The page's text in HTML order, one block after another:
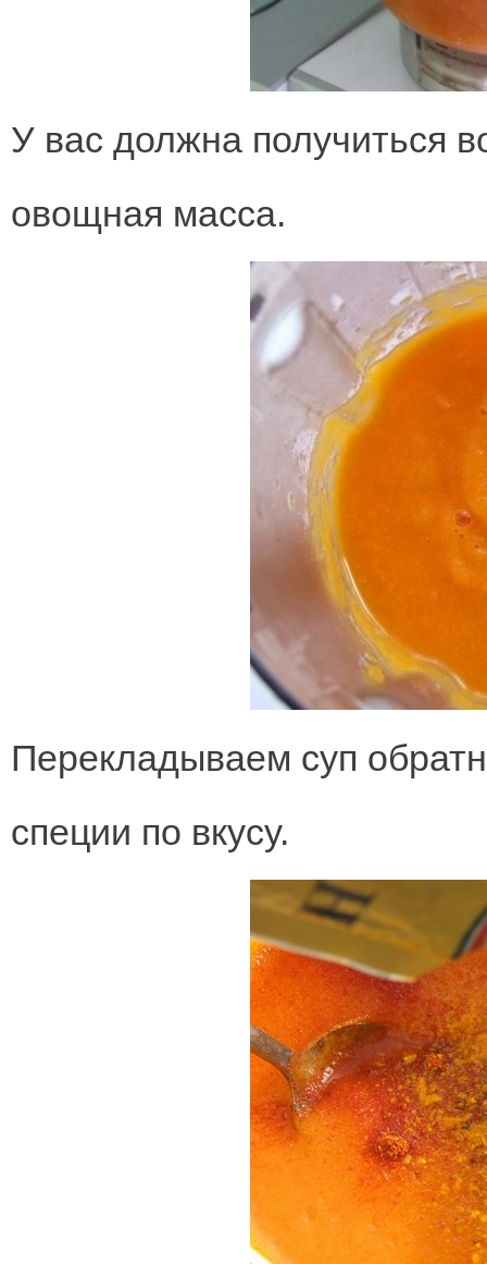
У вас должна получиться
овощная масса.
Перекладываем суп
специи по вкусу.